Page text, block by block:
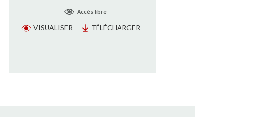
Accès libre
VISUALISER TÉLÉCHARGER